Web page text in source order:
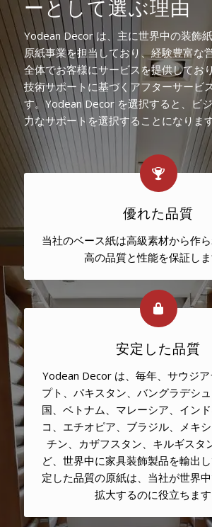
ーとして選ぶ理由
Yodean Decor は、主に世界中の装飾
原紙事業を担当しており、経験豊富な
全体でお客様にサービスを提供してお
技術サポートに基づくアフターサービ
す。Yodean Decor を選択すると、ビ
力なサポートを選択することになりま
優れた品質
当社のベース紙は高級素材から作
高の品質と性能を保証しま
安定した品質
Yodean Decor は、毎年、サウジ
プト、パキスタン、バングラデシ
国、ベトナム、マレーシア、イン
コ、エチオピア、ブラジル、メキ
チン、カザフスタン、キルギスタ
ど、世界中に家具装飾製品を輸出
定した品質の原紙は、当社が世界
拡大するのに役立ちます